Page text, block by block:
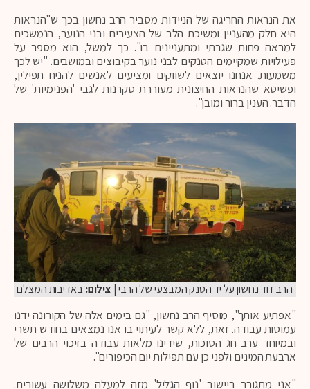
את הנראות החריגה של הניידות מסביר הרב נחשון בכך ש"הנראות
היא חלק מהעניין ומשיכת הלב של הצעירים ובני הנוער, הנמשכים
למראה פחות שגרתי ומתעניינים בו". כך למשל, הוא מספר על
פעילויות שמקיימים הטנקים לבני נוער בקיבוצים ובמושבים. "יש לכך
משמעות. אנחנו יוצאים לשווקים ומציעים לאנשים להניח תפילין,
ופשיטא שהנראות החיצונית מעוררת סקרנות לגבי 'הפנימיות' של
הדבר. הענין ברור ומובן".
הרב דוד נחשון על יד הטנק המבצעי של הרבי| צילום:באדיבות המצלם
"אפתיע אותך", מוסיף הרב נחשון, "גם בימים אלה של הקורונה ידנו
עמוסות עבודה. זאת, ללא קשר לעיתוי בו אנו נמצאים בחודש תשרי
ובמיוחד ערב חג הסוכות, שידינו מלאות עבודה בזיכוי הרבים של
ארבעת המינים ולפני כן עם תפילות יום הכיפורים".
"אני מתגורר ביישוב 'נוף הגליל' מזה למעלה משלושה עשורים.